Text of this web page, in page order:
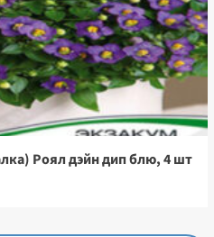
Роял дэйн дип блю, 4 шт